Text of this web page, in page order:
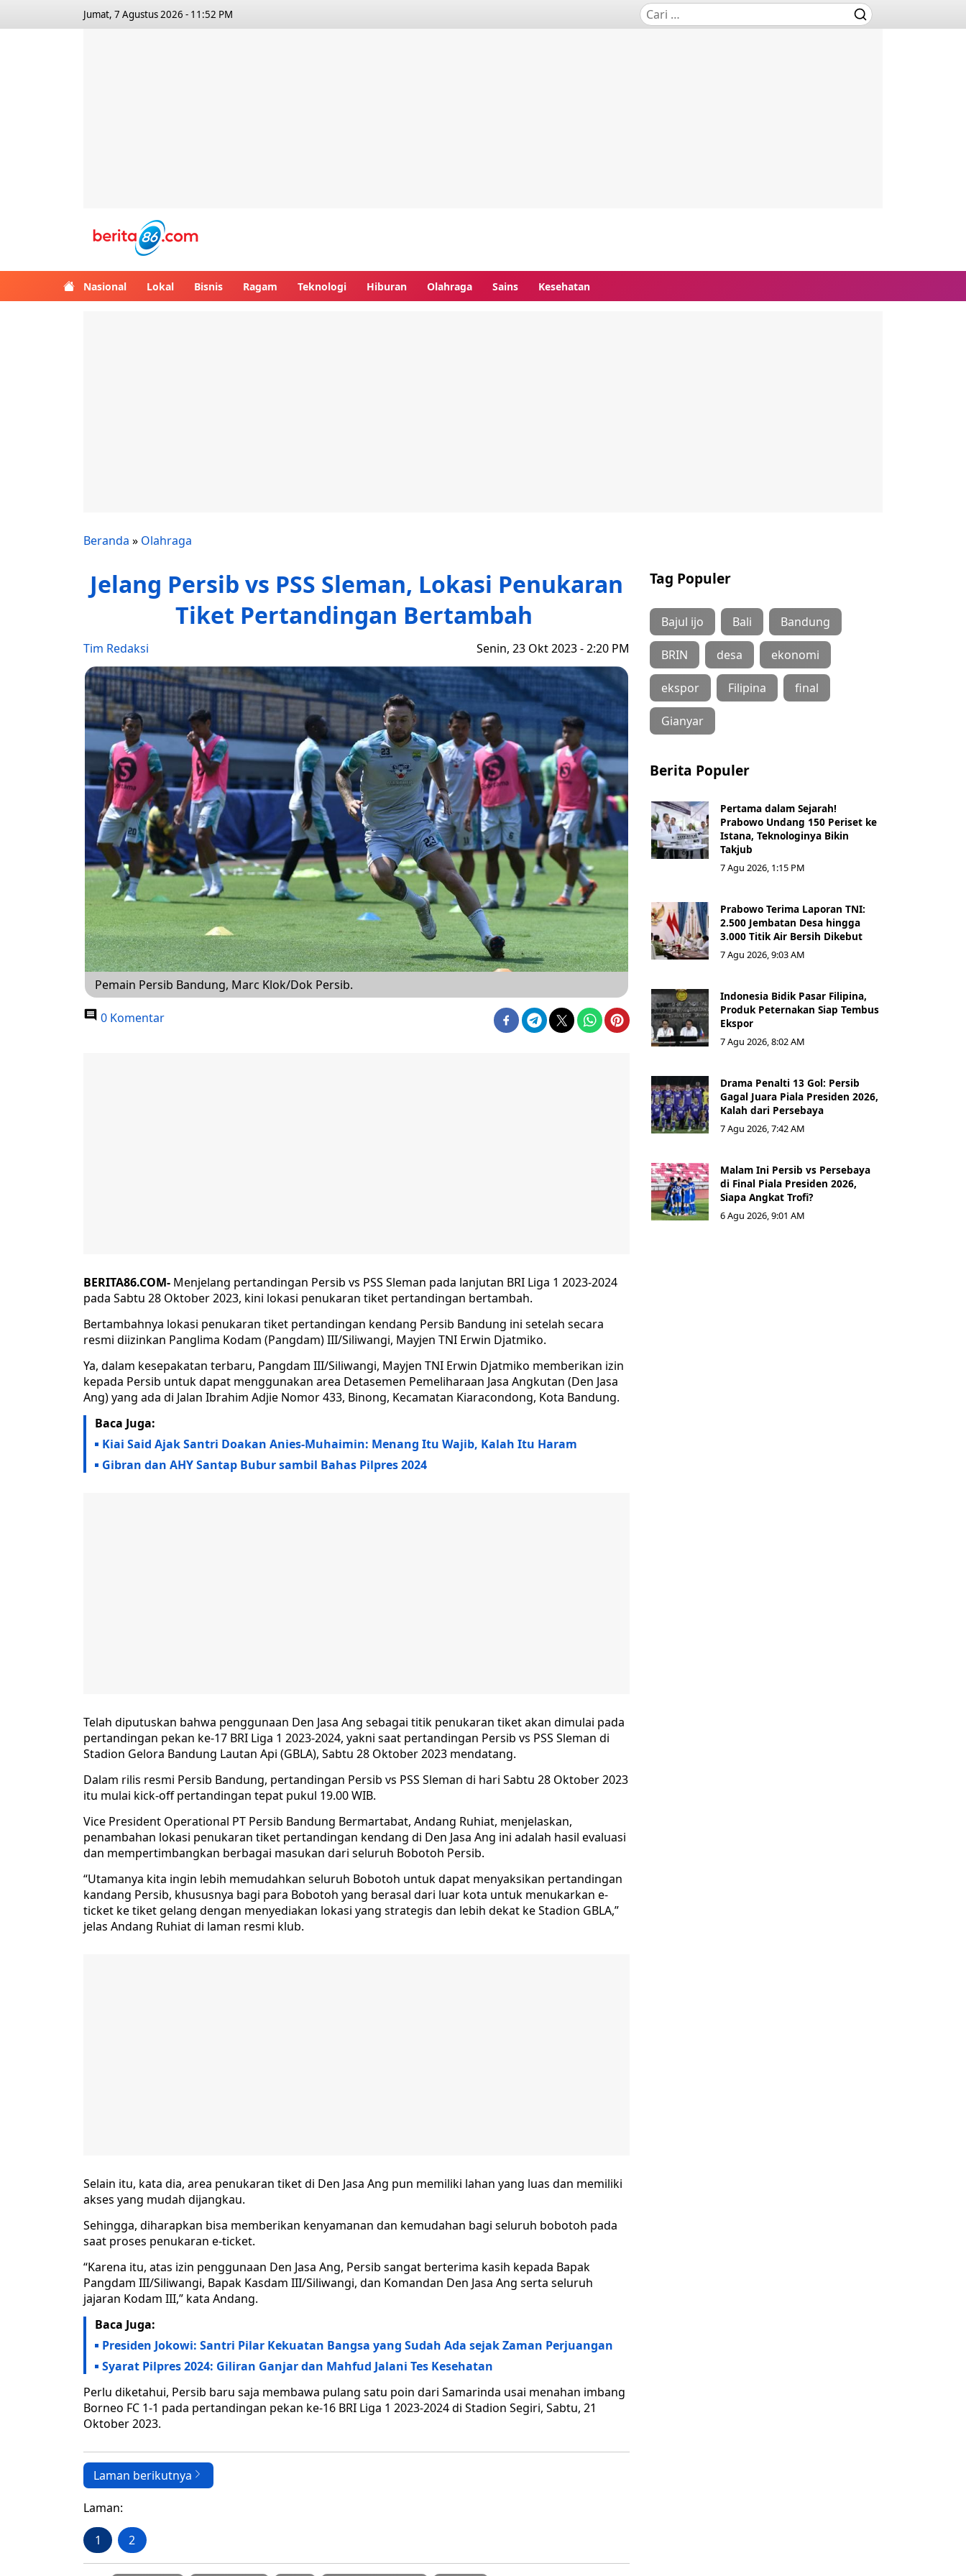
Jumat, 7 Agustus 2026 - 11:52 PM
Nasional Lokal Bisnis Ragam Teknologi Hiburan Olahraga Sains Kesehatan
Beranda » Olahraga
Jelang Persib vs PSS Sleman, Lokasi Penukaran
Tiket Pertandingan Bertambah
Tim Redaksi Senin, 23 Okt 2023 - 2:20 PM
Pemain Persib Bandung, Marc Klok/Dok Persib.
0 Komentar
BERITA86.COM- Menjelang pertandingan Persib vs PSS Sleman pada lanjutan BRI Liga 1 2023-2024
pada Sabtu 28 Oktober 2023, kini lokasi penukaran tiket pertandingan bertambah.
Bertambahnya lokasi penukaran tiket pertandingan kendang Persib Bandung ini setelah secara
resmi diizinkan Panglima Kodam (Pangdam) III/Siliwangi, Mayjen TNI Erwin Djatmiko.
Ya, dalam kesepakatan terbaru, Pangdam III/Siliwangi, Mayjen TNI Erwin Djatmiko memberikan izin
kepada Persib untuk dapat menggunakan area Detasemen Pemeliharaan Jasa Angkutan (Den Jasa
Ang) yang ada di Jalan Ibrahim Adjie Nomor 433, Binong, Kecamatan Kiaracondong, Kota Bandung.
Baca Juga:
Kiai Said Ajak Santri Doakan Anies-Muhaimin: Menang Itu Wajib, Kalah Itu Haram
Gibran dan AHY Santap Bubur sambil Bahas Pilpres 2024
Telah diputuskan bahwa penggunaan Den Jasa Ang sebagai titik penukaran tiket akan dimulai pada
pertandingan pekan ke-17 BRI Liga 1 2023-2024, yakni saat pertandingan Persib vs PSS Sleman di
Stadion Gelora Bandung Lautan Api (GBLA), Sabtu 28 Oktober 2023 mendatang.
Dalam rilis resmi Persib Bandung, pertandingan Persib vs PSS Sleman di hari Sabtu 28 Oktober 2023
itu mulai kick-off pertandingan tepat pukul 19.00 WIB.
Vice President Operational PT Persib Bandung Bermartabat, Andang Ruhiat, menjelaskan,
penambahan lokasi penukaran tiket pertandingan kendang di Den Jasa Ang ini adalah hasil evaluasi
dan mempertimbangkan berbagai masukan dari seluruh Bobotoh Persib.
“Utamanya kita ingin lebih memudahkan seluruh Bobotoh untuk dapat menyaksikan pertandingan
kandang Persib, khususnya bagi para Bobotoh yang berasal dari luar kota untuk menukarkan e-
ticket ke tiket gelang dengan menyediakan lokasi yang strategis dan lebih dekat ke Stadion GBLA,”
jelas Andang Ruhiat di laman resmi klub.
Selain itu, kata dia, area penukaran tiket di Den Jasa Ang pun memiliki lahan yang luas dan memiliki
akses yang mudah dijangkau.
Sehingga, diharapkan bisa memberikan kenyamanan dan kemudahan bagi seluruh bobotoh pada
saat proses penukaran e-ticket.
“Karena itu, atas izin penggunaan Den Jasa Ang, Persib sangat berterima kasih kepada Bapak
Pangdam III/Siliwangi, Bapak Kasdam III/Siliwangi, dan Komandan Den Jasa Ang serta seluruh
jajaran Kodam III,” kata Andang.
Baca Juga:
Presiden Jokowi: Santri Pilar Kekuatan Bangsa yang Sudah Ada sejak Zaman Perjuangan
Syarat Pilpres 2024: Giliran Ganjar dan Mahfud Jalani Tes Kesehatan
Perlu diketahui, Persib baru saja membawa pulang satu poin dari Samarinda usai menahan imbang
Borneo FC 1-1 pada pertandingan pekan ke-16 BRI Liga 1 2023-2024 di Stadion Segiri, Sabtu, 21
Oktober 2023.
Laman berikutnya
Laman:
1 2
Tag Populer
Bajul ijo Bali Bandung
BRIN desa ekonomi
ekspor Filipina final
Gianyar
Berita Populer
Pertama dalam Sejarah!
Prabowo Undang 150 Periset ke
Istana, Teknologinya Bikin
Takjub
7 Agu 2026, 1:15 PM
Prabowo Terima Laporan TNI:
2.500 Jembatan Desa hingga
3.000 Titik Air Bersih Dikebut
7 Agu 2026, 9:03 AM
Indonesia Bidik Pasar Filipina,
Produk Peternakan Siap Tembus
Ekspor
7 Agu 2026, 8:02 AM
Drama Penalti 13 Gol: Persib
Gagal Juara Piala Presiden 2026,
Kalah dari Persebaya
7 Agu 2026, 7:42 AM
Malam Ini Persib vs Persebaya
di Final Piala Presiden 2026,
Siapa Angkat Trofi?
6 Agu 2026, 9:01 AM